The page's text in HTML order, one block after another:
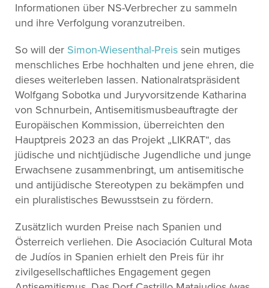
Informationen über NS-Verbrecher zu sammeln
und ihre Verfolgung voranzutreiben.
So will der Simon-Wiesenthal-Preis sein mutiges
menschliches Erbe hochhalten und jene ehren, die
dieses weiterleben lassen. Nationalratspräsident
Wolfgang Sobotka und Juryvorsitzende Katharina
von Schnurbein, Antisemitismusbeauftragte der
Europäischen Kommission, überreichten den
Hauptpreis 2023 an das Projekt „LIKRAT“, das
jüdische und nichtjüdische Jugendliche und junge
Erwachsene zusammenbringt, um antisemitische
und antijüdische Stereotypen zu bekämpfen und
ein pluralistisches Bewusstsein zu fördern.
Zusätzlich wurden Preise nach Spanien und
Österreich verliehen. Die Asociación Cultural Mota
de Judíos in Spanien erhielt den Preis für ihr
zivilgesellschaftliches Engagement gegen